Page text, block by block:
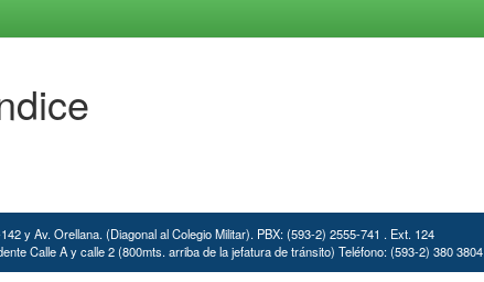
y Av. Orellana. (Diagonal al Colegio Militar). PBX: (593-2) 2555-741 . Ext. 124
Calle A y calle 2 (800mts. arriba de la jefatura de tránsito) Teléfono: (593-2) 380 3804